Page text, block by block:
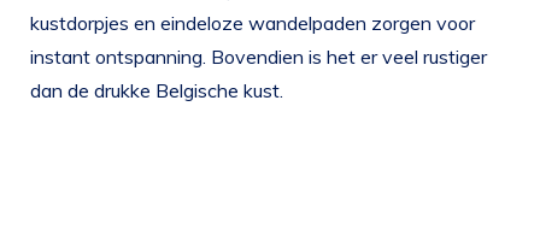
kustdorpjes en eindeloze wandelpaden zorgen voor
instant ontspanning. Bovendien is het er veel rustiger
dan de drukke Belgische kust.